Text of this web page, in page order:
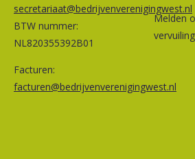
secretariaat@bedrijvenverenigingwest.nl
BTW nummer:
NL820355392B01
Facturen:
facturen@bedrijvenverenigingwest.nl
Melden
vervuiling